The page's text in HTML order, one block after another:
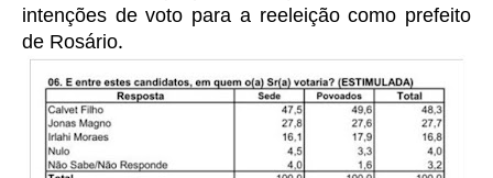
intenções de voto para a reeleição como prefeito
de Rosário.